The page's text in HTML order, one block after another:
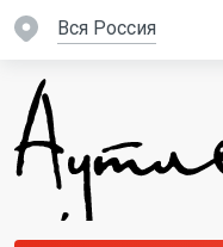
вся Россия